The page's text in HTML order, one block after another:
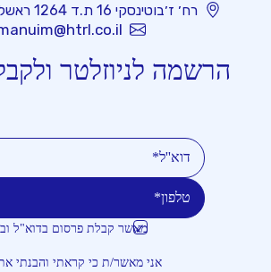
רח׳ ז׳בוטינסקי 16 ת.ד 1264 ראשל״צ 7522903
הרשמה לניוזלטר
מאשר קבלת פרסום בדוא"ל
אני מאשר/ת כי קראתי והבנתי